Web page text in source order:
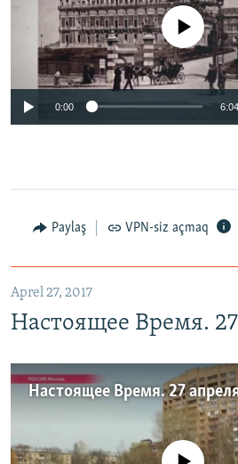
No media source
0:00 6:04
Paylaş VPN-siz açmaq
Aprel 27, 2017
Настоящее Время.
Настоящее Время. 27